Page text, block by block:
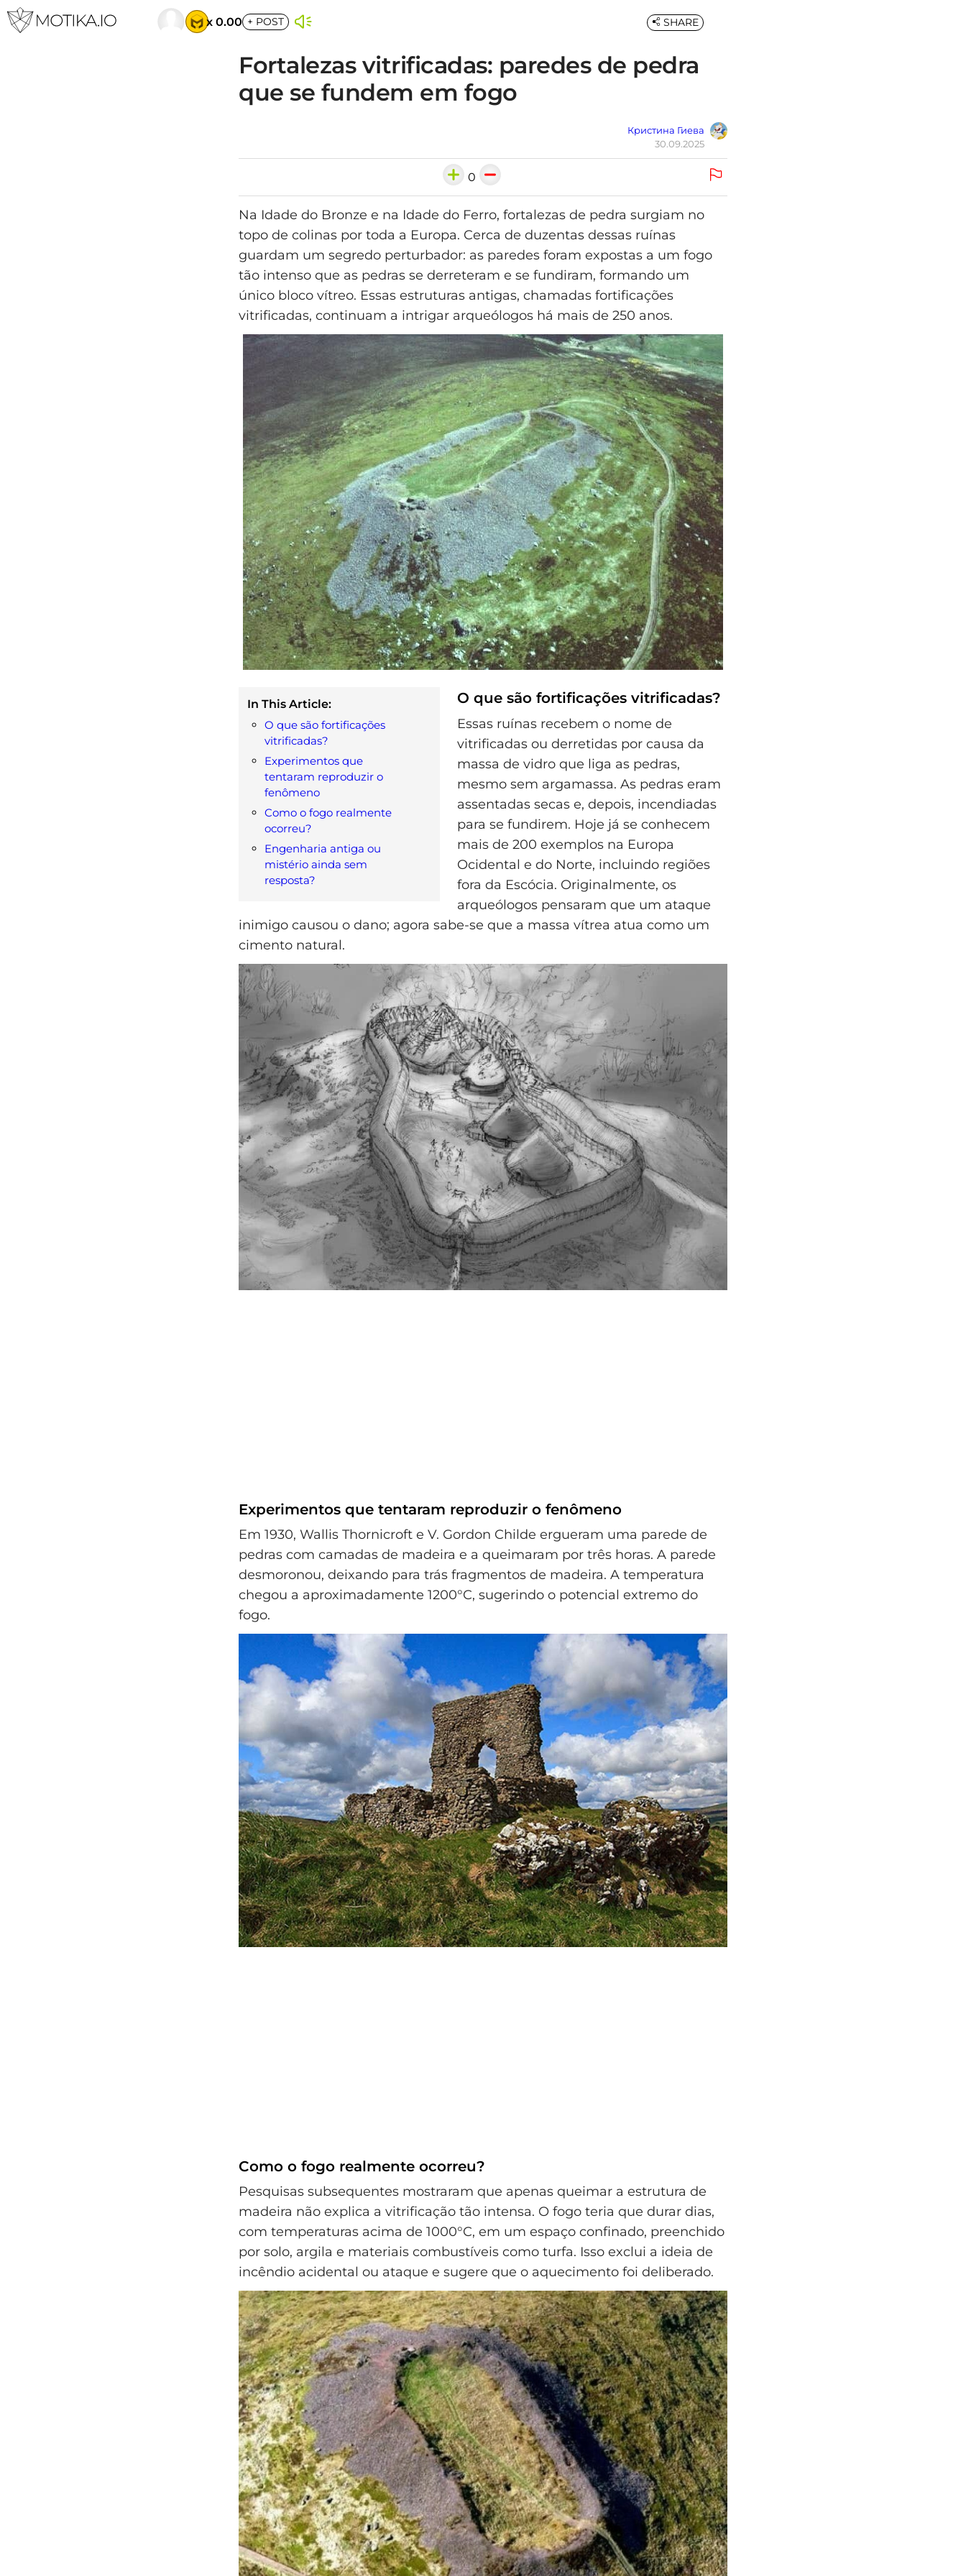
x 0.00 + POST
Fortalezas vitrificadas: paredes de pedra
que se fundem em fogo
Кристина Гиева
30.09.2025
SHARE
0
Na Idade do Bronze e na Idade do Ferro, fortalezas de pedra surgiam no
topo de colinas por toda a Europa. Cerca de duzentas dessas ruínas
guardam um segredo perturbador: as paredes foram expostas a um fogo
tão intenso que as pedras se derreteram e se fundiram, formando um
único bloco vítreo. Essas estruturas antigas, chamadas fortificações
vitrificadas, continuam a intrigar arqueólogos há mais de 250 anos.
In This Article:
O que são fortificações
vitrificadas?
Experimentos que
tentaram reproduzir o
fenômeno
Como o fogo realmente
ocorreu?
Engenharia antiga ou
mistério ainda sem
resposta?
O que são fortificações vitrificadas?
Essas ruínas recebem o nome de
vitrificadas ou derretidas por causa da
massa de vidro que liga as pedras,
mesmo sem argamassa. As pedras eram
assentadas secas e, depois, incendiadas
para se fundirem. Hoje já se conhecem
mais de 200 exemplos na Europa
Ocidental e do Norte, incluindo regiões
fora da Escócia. Originalmente, os
arqueólogos pensaram que um ataque
inimigo causou o dano; agora sabe-se que a massa vítrea atua como um
cimento natural.
Experimentos que tentaram reproduzir o fenômeno
Em 1930, Wallis Thornicroft e V. Gordon Childe ergueram uma parede de
pedras com camadas de madeira e a queimaram por três horas. A parede
desmoronou, deixando para trás fragmentos de madeira. A temperatura
chegou a aproximadamente 1200°C, sugerindo o potencial extremo do
fogo.
Como o fogo realmente ocorreu?
Pesquisas subsequentes mostraram que apenas queimar a estrutura de
madeira não explica a vitrificação tão intensa. O fogo teria que durar dias,
com temperaturas acima de 1000°C, em um espaço confinado, preenchido
por solo, argila e materiais combustíveis como turfa. Isso exclui a ideia de
incêndio acidental ou ataque e sugere que o aquecimento foi deliberado.